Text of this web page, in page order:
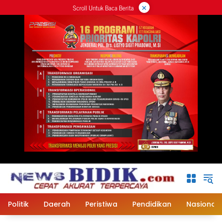
ke
Scroll Untuk Baca Berita ×
Politik Daerah Peristiwa Pendidikan Nasional